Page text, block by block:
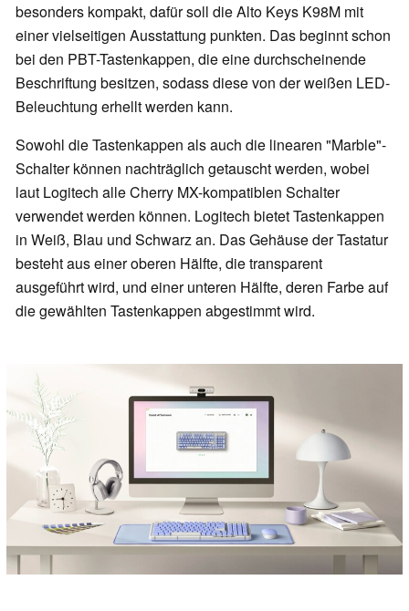
besonders kompakt, dafür soll die Alto Keys K98M mit
einer vielseitigen Ausstattung punkten. Das beginnt schon
bei den PBT-Tastenkappen, die eine durchscheinende
Beschriftung besitzen, sodass diese von der weißen LED-
Beleuchtung erhellt werden kann.
Sowohl die Tastenkappen als auch die linearen "Marble"-
Schalter können nachträglich getauscht werden, wobei
laut Logitech alle Cherry MX-kompatiblen Schalter
verwendet werden können. Logitech bietet Tastenkappen
in Weiß, Blau und Schwarz an. Das Gehäuse der Tastatur
besteht aus einer oberen Hälfte, die transparent
ausgeführt wird, und einer unteren Hälfte, deren Farbe auf
die gewählten Tastenkappen abgestimmt wird.